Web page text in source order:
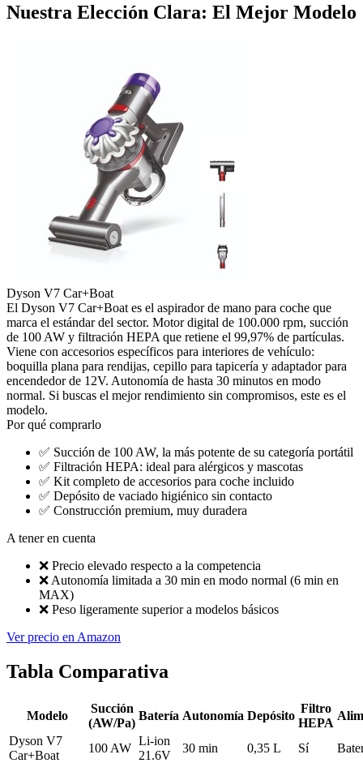
Nuestra Elección Clara: El Mejor Modelo
Dyson V7 Car+Boat
El Dyson V7 Car+Boat es el aspirador de mano para coche que
marca el estándar del sector. Motor digital de 100.000 rpm, succión
de 100 AW y filtración HEPA que retiene el 99,97% de partículas.
Viene con accesorios específicos para interiores de vehículo:
boquilla plana para rendijas, cepillo para tapicería y adaptador para
encendedor de 12V. Autonomía de hasta 30 minutos en modo
normal. Si buscas el mejor rendimiento sin compromisos, este es el
modelo.
Por qué comprarlo
✅ Succión de 100 AW, la más potente de su categoría portátil
✅ Filtración HEPA: ideal para alérgicos y mascotas
✅ Kit completo de accesorios para coche incluido
✅ Depósito de vaciado higiénico sin contacto
✅ Construcción premium, muy duradera
A tener en cuenta
❌ Precio elevado respecto a la competencia
❌ Autonomía limitada a 30 min en modo normal (6 min en
MAX)
❌ Peso ligeramente superior a modelos básicos
Ver precio en Amazon
Tabla Comparativa
Modelo
Succión
(AW/Pa)
Batería Autonomía Depósito
Filtro
HEPA
Dyson V7
Car+Boat
100 AW
Li-ion
21.6V
30 min 0,35 L Sí